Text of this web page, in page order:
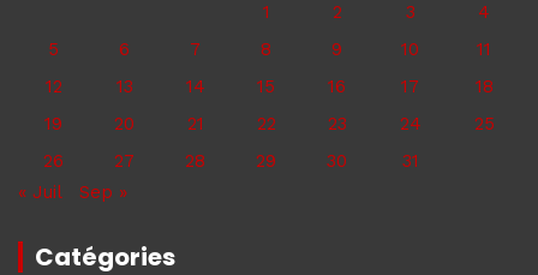
1
2 3
4
5
6 7 8 9 10
11
12
13 14 15 16 17
18
19
20 21 22 23 24
25
26
27 28 29 30
31
« Juil
Sep »
Catégories